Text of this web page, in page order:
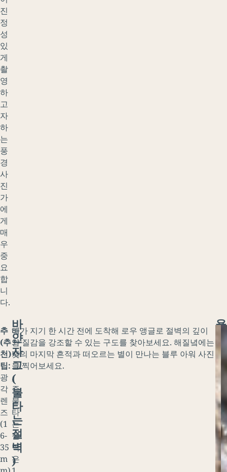
진
정
성
있
게
촬
영
하
고
자
하
는
풍
경
사
진
가
에
게
매
우
중
요
합
니
다.
추
(추
천)
팁:
광
각
렌
즈
(1
6-
35
m
바
얀
자
그
(
불
타
는
절
벽
)
바
얀
자
그
,
즉
불
타
는
절
벽
은
해가 지기 한 시간 전에 도착해 로우 앵글로 절벽의 깊이
와 질감을 강조할 수 있는 구도를 찾아보세요. 해질녘에는
낮의 마지막 흔적과 떠오르는 별이 만나는 블루 아워 사진
을 찍어보세요.
의
시
:
늦
은
오
후
부
터
욜
린
암
캐
년
-
그
림
자
,
얼